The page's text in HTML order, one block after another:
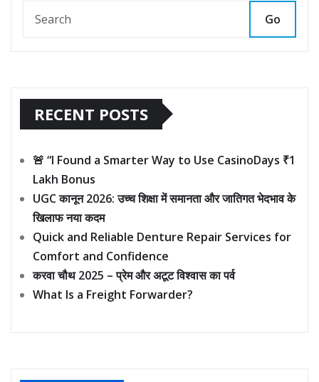
Go
RECENT POSTS
🚨 “I Found a Smarter Way to Use CasinoDays ₹1
Lakh Bonus
UGC कानून 2026: उच्च शिक्षा में समानता और जातिगत भेदभाव के
खिलाफ नया कदम
Quick and Reliable Denture Repair Services for
Comfort and Confidence
करवा चौथ 2025 – प्रेम और अटूट विश्वास का पर्व
What Is a Freight Forwarder?